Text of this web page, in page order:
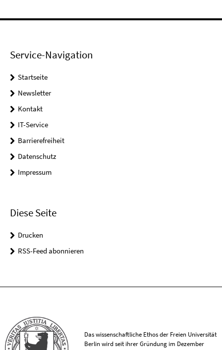
Service-Navigation
Startseite
Newsletter
Kontakt
IT-Service
Barrierefreiheit
Datenschutz
Impressum
Diese Seite
Drucken
RSS-Feed abonnieren
Das wissenschaftliche Ethos der Freien Universität
Berlin wird seit ihrer Gründung im Dezember